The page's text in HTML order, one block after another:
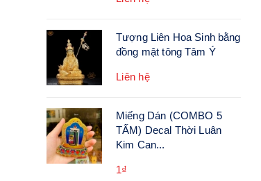
Tượng Liên Hoa Sinh bằng
đồng mật tông Tâm Ý
Liên hệ
Miếng Dán (COMBO 5
TẤM) Decal Thời Luân
Kim Can...
1₫